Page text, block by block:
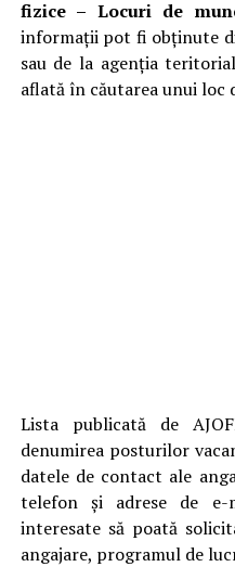
fizice – Locuri de
informații pot fi obținute
sau de la agenția
aflată în căutarea unui loc
Lista publicată de
denumirea posturilor
datele de contact ale
telefon și adrese de e-
interesate să poată
angajare, programul de